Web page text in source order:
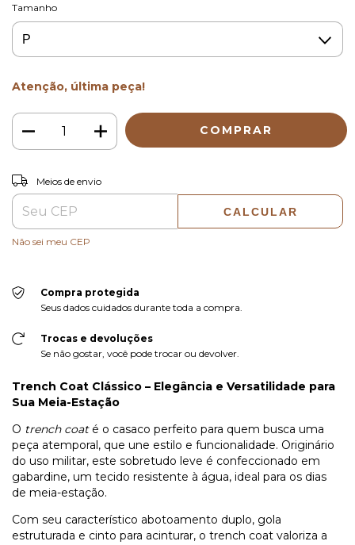
Tamanho
Atenção, última peça!
Entregas para o CEP:
Meios de envio
CALCULAR
Não sei meu CEP
Compra protegida
Seus dados cuidados durante toda a compra.
Trocas e devoluções
Se não gostar, você pode trocar ou devolver.
Trench Coat Clássico – Elegância e Versatilidade para
Sua Meia-Estação
O trench coaté o casaco perfeito para quem busca uma
peça atemporal, que une estilo e funcionalidade. Originário
do uso militar, este sobretudo leve é confeccionado em
gabardine, um tecido resistente à água, ideal para os dias
de meia-estação.
Com seu característico abotoamento duplo, gola
estruturada e cinto para acinturar, o trench coat valoriza a